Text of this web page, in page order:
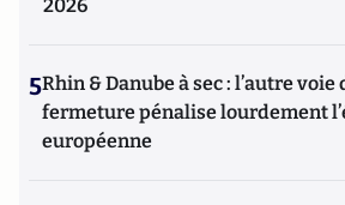
2026
5Rhin & Danube à sec : l’autre voie
fermeture pénalise lourdement
européenne